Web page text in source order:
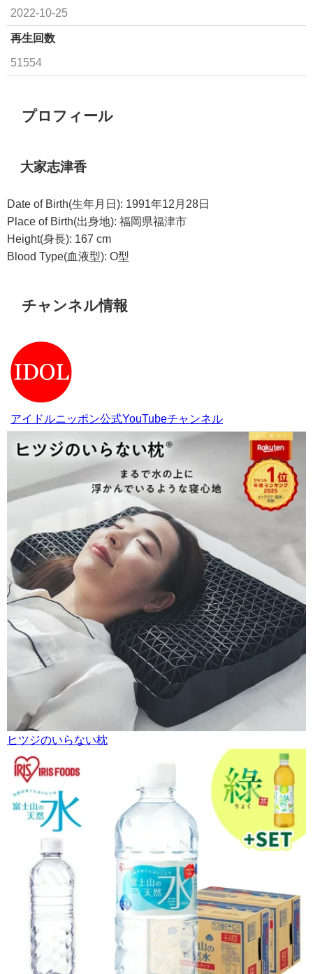
2022-10-25
再生回数
51554
プロフィール
大家志津香
Date of Birth(生年月日): 1991年12月28日
Place of Birth(出身地): 福岡県福津市
Height(身長): 167 cm
Blood Type(血液型): O型
チャンネル情報
アイドルニッポン公式YouTubeチャンネル
ヒツジのいらない枕